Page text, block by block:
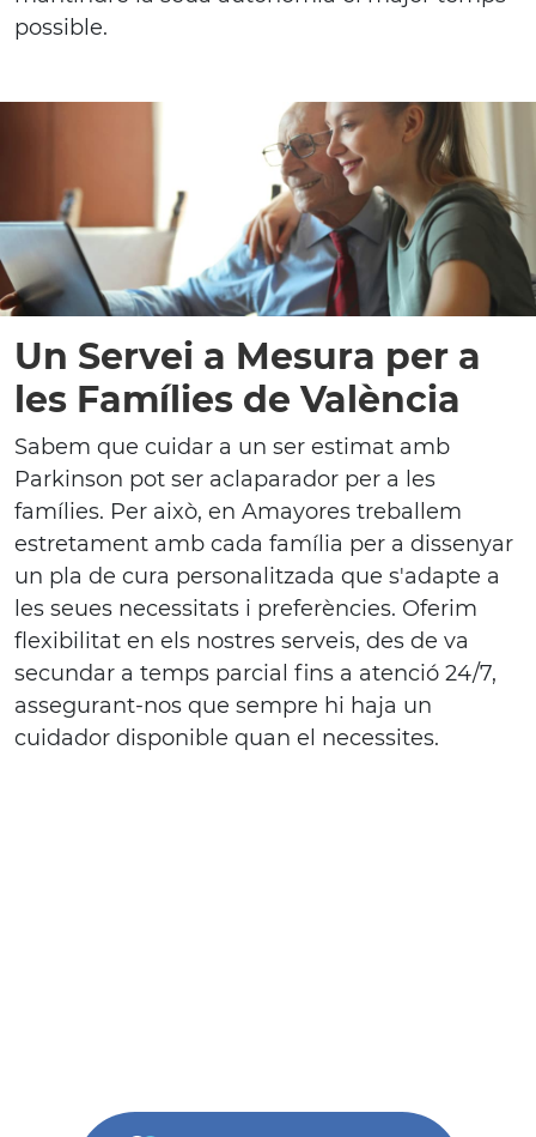
possible.
Un Servei a Mesura per a
les Famílies de València
Sabem que cuidar a un ser estimat amb
Parkinson pot ser aclaparador per a les
famílies. Per això, en Amayores treballem
estretament amb cada família per a dissenyar
un pla de cura personalitzada que s'adapte a
les seues necessitats i preferències. Oferim
flexibilitat en els nostres serveis, des de va
secundar a temps parcial fins a atenció 24/7,
assegurant-nos que sempre hi haja un
cuidador disponible quan el necessites.